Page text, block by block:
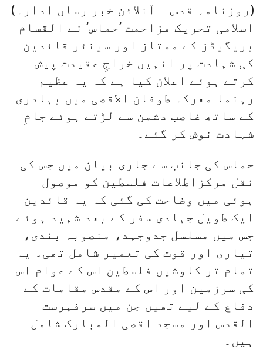
(روزنامہ قدس ـ آنلائن خبر رساں ادارہ)
اسلامی تحریک مزاحمت ’حماس‘ نے القسام
بریگیڈز کے ممتاز اور سینئر قائدین
کی شہادت پر انہیں خراجِ عقیدت پیش
کرتے ہوئے اعلان کیا ہے کہ یہ عظیم
رہنما معرکہ طوفان الاقصی میں بہادری
کے ساتھ غاصب دشمن سے لڑتے ہوئے جامِ
شہادت نوش کر گئے۔
حماس کی جانب سے جاری بیان میں جس کی
نقل مرکزاطلاعات فلسطین کو موصول
ہوئی میں وضاحت کی گئی کہ یہ قائدین
ایک طویل جہادی سفر کے بعد شہید ہوئے
جس میں مسلسل جدوجہد، منصوبہ بندی،
تیاری اور قوت کی تعمیر شامل تھی۔ یہ
تمام تر کاوشیں فلسطین اس کے عوام اس
کی سرزمین اور اس کے مقدس مقامات کے
دفاع کے لیے تھیں جن میں سرفہرست
القدس اور مسجد اقصی المبارک شامل
ہیں۔